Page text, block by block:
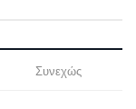
Συνεχώς